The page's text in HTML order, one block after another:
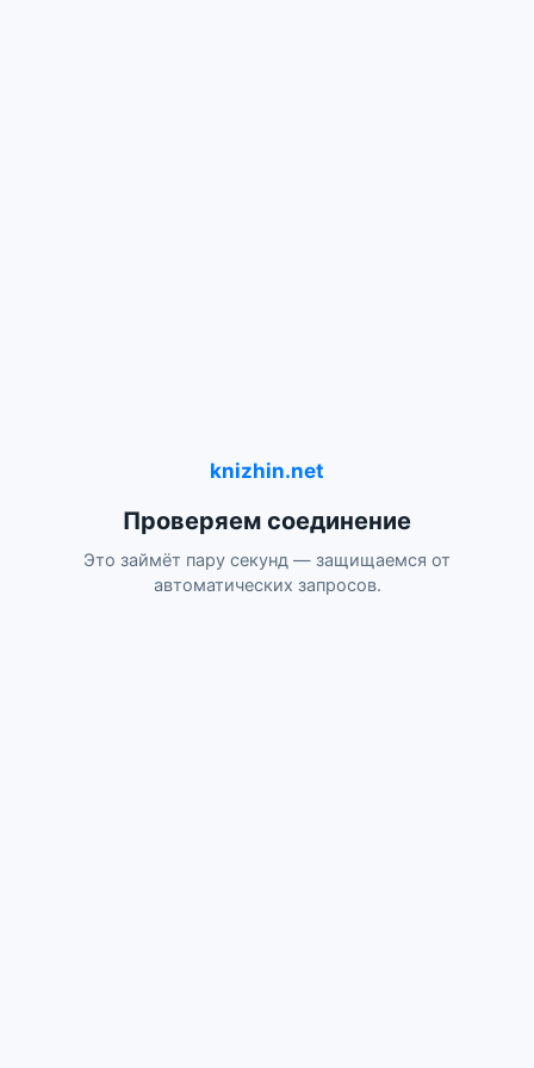
knizhin.net
Проверяем соединение
Это займёт пару секунд — защищаемся от
автоматических запросов.